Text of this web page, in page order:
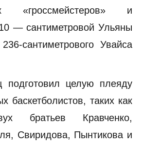
«гроссмейстеров» и
— сантиметровой Ульяны
сантиметрового Увайса
подготовил целую плеяду
баскетболистов, таких как
братьев Кравченко,
Свиридова, Пынтикова и